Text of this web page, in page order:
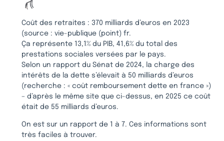
Coût des retraites : 370 milliards d’euros en 2023
(source : vie-publique (point) fr.
Ça représente 13,1% du PIB, 41,6% du total des
prestations sociales versées par le pays.
Selon un rapport du Sénat de 2024, la charge des
intérêts de la dette s’élevait à 50 milliards d’euros
(recherche : « coût remboursement dette en france »)
– d’après le même site que ci-dessus, en 2025 ce coût
était de 55 milliards d’euros.
On est sur un rapport de 1 à 7. Ces informations sont
très faciles à trouver.